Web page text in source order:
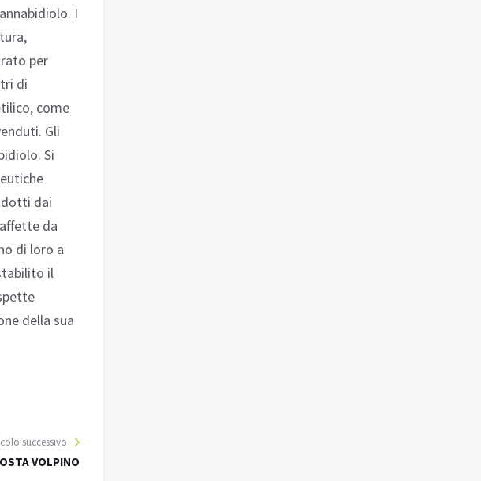
I
per
di
come
Gli
Si
dai
da
di loro a
il
della sua
successivo
VOLPINO